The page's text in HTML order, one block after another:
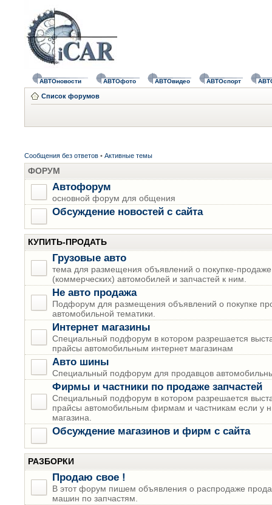
АВТОновости АВТОфото АВТОвидео АВТОспорт
Список форумов
Сообщения без ответов • Активные темы
ФОРУМ
Автофорум
основной форум для общения
Обсуждение новостей с сайта
КУПИТЬ-ПРОДАТЬ
Грузовые авто
тема для размещения объявлений о покупке-продаже
(коммерческих) автомобилей и запчастей к ним.
Не авто продажа
Подфорум для размещения объявлений о покупке
автомобильной тематики.
Интернет магазины
Специальный подфорум в котором разрешается
прайсы автомобильным интернет магазинам
Авто шины
Специальный подфорум для продавцов
Фирмы и частники по продаже запчастей
Специальный подфорум в котором разрешается
прайсы автомобильным фирмам и частникам если у
магазина.
Обсуждение магазинов и фирм с сайта
РАЗБОРКИ
Продаю свое !
В этот форум пишем объявления о распродаже
машин по запчастям.